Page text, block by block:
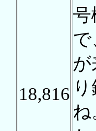
18,816
号